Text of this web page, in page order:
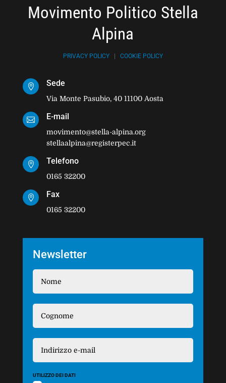
Movimento Politico Stella
Alpina
PRIVACY POLICY| COOKIE POLICY
 Sede
Via Monte Pasubio, 40 11100 Aosta
 E-mail
movimento@stella-alpina.org
stellaalpina@registerpec.it
 Telefono
0165 32200
 Fax
0165 32200
Newsletter
UTILIZZO DEI DATI